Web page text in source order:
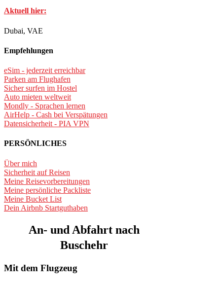
Aktuell hier:
Dubai, VAE
Empfehlungen
eSim - jederzeit erreichbar
Parken am Flughafen
Sicher surfen im Hostel
Auto mieten weltweit
Mondly - Sprachen lernen
AirHelp - Cash bei Verspätungen
Datensicherheit - PIA VPN
PERSÖNLICHES
Über mich
Sicherheit auf Reisen
Meine Reisevorbereitungen
Meine persönliche Packliste
Meine Bucket List
Dein Airbnb Startguthaben
An- und Abfahrtnach
Buschehr
Mit dem Flugzeug